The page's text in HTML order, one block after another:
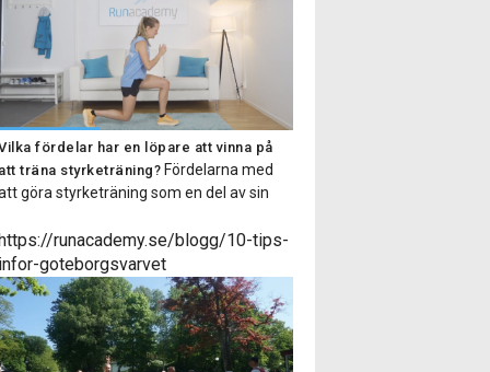
fördelar har en löpare att vinna på
att träna styrketräning? Fördelarna med
göra styrketräning som en del av sin
vi på Runacademy några av
anledningarna till att du som löpare ska
Minskar risken för
Med hjälp av
stärker vi upp muskler och
så att de får en ökad […]
runacademy.se/blogg/10-tips-
infor-goteborgsvarvet